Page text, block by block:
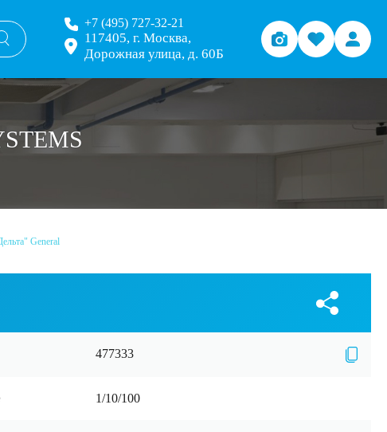
+7 (495) 727-32-21
117405, г. Москва,
Дорожная улица, д. 60Б
General
477333
1/10/100